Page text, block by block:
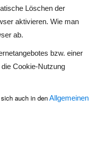
Löschen der
aktivieren. Wie man
ab.
bzw. einer
Cookie-Nutzung
auch in denAllgemeinen